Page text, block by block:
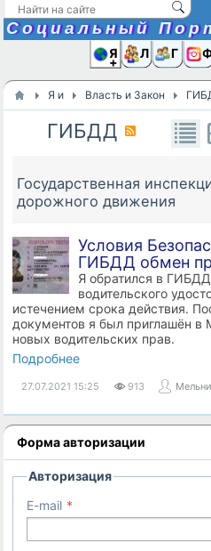
Социальный
Я иЛюди
Я и Власть и Закон
ГИБДД
Государственная
дорожного движения
Условия
ГИБДД обмен
Я обратился в
водительского
истечением срока действия.
документов я был приглашён
новых водительских прав.
Подробнее
27.07.2021 15:25 913
Форма авторизации
Авторизация
E-mail